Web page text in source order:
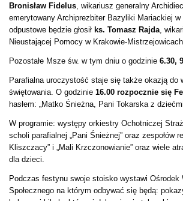
Bronisław Fidelus , wikariusz generalny
emerytowany Archiprezbiter Bazyliki Mariackiej
odpustowe będzie głosił ks. Tomasz Rajda ,
Nieustającej Pomocy w Krakowie-Mistrzejowicach.
Pozostałe Msze św. w tym dniu o godzinie 6.30,
Parafialna uroczystość staje się także okazją do
świętowania. O godzinie 16.00 rozpocznie się
hasłem: „Matko Śnieżna, Pani Tokarska z
W programie: występy orkiestry Ochotniczej
scholi parafialnej „Pani Śnieżnej” oraz zespołów
Kliszczacy” i „Mali Krzczonowianie” oraz wiele
dla dzieci.
Podczas festynu swoje stoisko wystawi Ośrodek
Społecznego na którym odbywać się będą: